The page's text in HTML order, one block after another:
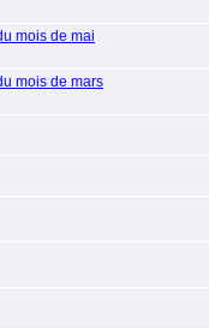
mois de mai
mois de mars